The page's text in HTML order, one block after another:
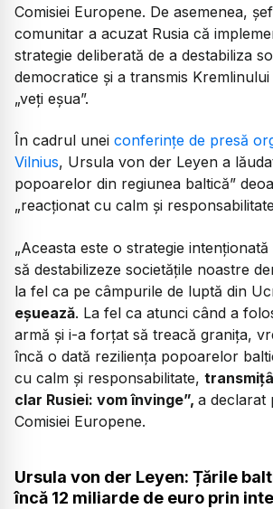
Comisiei Europene. De asemenea,
comunitar a acuzat Rusia că
strategie deliberată de a destabiliza
democratice și a transmis
„veți eșua”.
În cadrul unei conferințe de presă
Vilnius, Ursula von der Leyen a
popoarelor din regiunea baltică”
„reacționat cu calm și
„Aceasta este o strategie intenționată
să destabilizeze societățile noastre
la fel ca pe câmpurile de luptă din
eșuează. La fel ca atunci când a
armă și i-a forțat să treacă granița,
încă o dată reziliența popoarelor
cu calm și responsabilitate,
clar Rusiei: vom învinge”, a declarat
Comisiei Europene.
Ursula von der Leyen: Țările
încă 12 miliarde de euro prin